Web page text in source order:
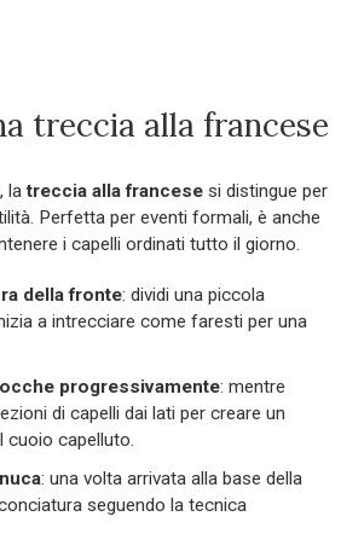
treccia alla francese
latreccia alla francese si distingue per
Perfetta per eventi formali, è anche
i capelli ordinati tutto il giorno.
della fronte: dividi una piccola
a intrecciare come faresti per una
progressivamente: mentre
di capelli dai lati per creare un
capelluto.
: una volta arrivata alla base della
seguendo la tecnica